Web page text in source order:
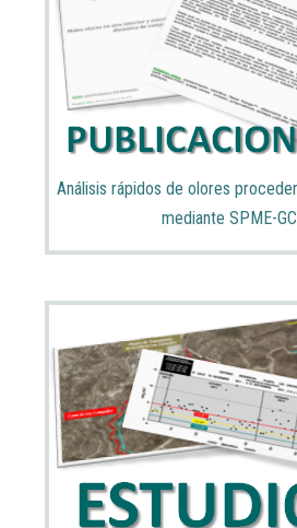
Análisis rápidos de olores
mediante SPME-